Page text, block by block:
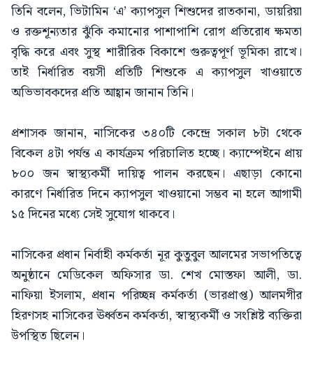
তিনি বলেন, ভিটামিন ‘এ’ ক্যাপসুল শিশুদের রাতকানা, ডায়রিয়া
ও রক্তশূন্যতার ঝুঁকি কমানোর পাশাপাশি রোগ প্রতিরোধ ক্ষমতা
বৃদ্ধি করে এবং সুস্থ শারীরিক বিকাশে গুরুত্বপূর্ণ ভূমিকা রাখে।
তাই নির্ধারিত বয়সী প্রতিটি শিশুকে এ ক্যাপসুল খাওয়াতে
অভিভাবকদের প্রতি আহ্বান জানান তিনি।
প্রশাসক জানান, নাসিকের ৩৪০টি কেন্দ্রে সকাল ৮টা থেকে
বিকেল ৪টা পর্যন্ত এ কার্যক্রম পরিচালিত হচ্ছে। ক্যাম্পেইনে প্রায়
৮০০ জন স্বাস্থ্যকর্মী দায়িত্ব পালন করছেন। এছাড়া কোনো
কারণে নির্ধারিত দিনে ক্যাপসুল খাওয়ানো সম্ভব না হলে আগামী
১৫ দিনের মধ্যে সেই সুযোগ থাকবে।
নাসিকের প্রধান নির্বাহী কর্মকর্তা নূর কুতুবুল আলমের সভাপতিত্বে
অনুষ্ঠানে মেডিকেল অফিসার ডা. শেখ মোস্তফা আলী, ডা.
নাফিয়া ইসলাম, প্রধান পরিচ্ছন্ন কর্মকর্তা (ভারপ্রাপ্ত) আলমগীর
হিরণসহ নাসিকের ঊর্ধ্বতন কর্মকর্তা, স্বাস্থ্যকর্মী ও সংশ্লিষ্ট ব্যক্তিরা
উপস্থিত ছিলেন।